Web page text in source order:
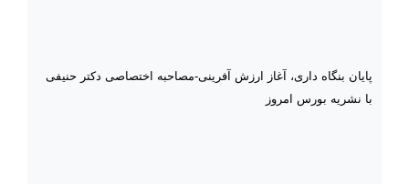
پایان بنگاه داری، آغاز ارزش آفرینی-مصاحبه اختصاصی دکتر حنیفی
با نشریه بورس امروز